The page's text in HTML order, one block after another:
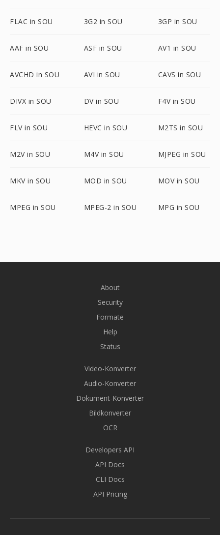
FLAC in SOU 3G2 in SOU 3GP in SOU
AAF in SOU ASF in SOU AV1 in SOU
AVCHD in SOU AVI in SOU CAVS in SOU
DIVX in SOU DV in SOU F4V in SOU
FLV in SOU HEVC in SOU M2TS in SOU
M2V in SOU M4V in SOU MJPEG in SOU
MKV in SOU MOD in SOU MOV in SOU
MPEG in SOU MPEG-2 in SOU MPG in SOU
About
Security
Formate
Help
Status
Video-Konverter
Audio-Konverter
Dokument-Konverter
Bildkonverter
OCR
Developers API
API Docs
CLI Docs
API Pricing